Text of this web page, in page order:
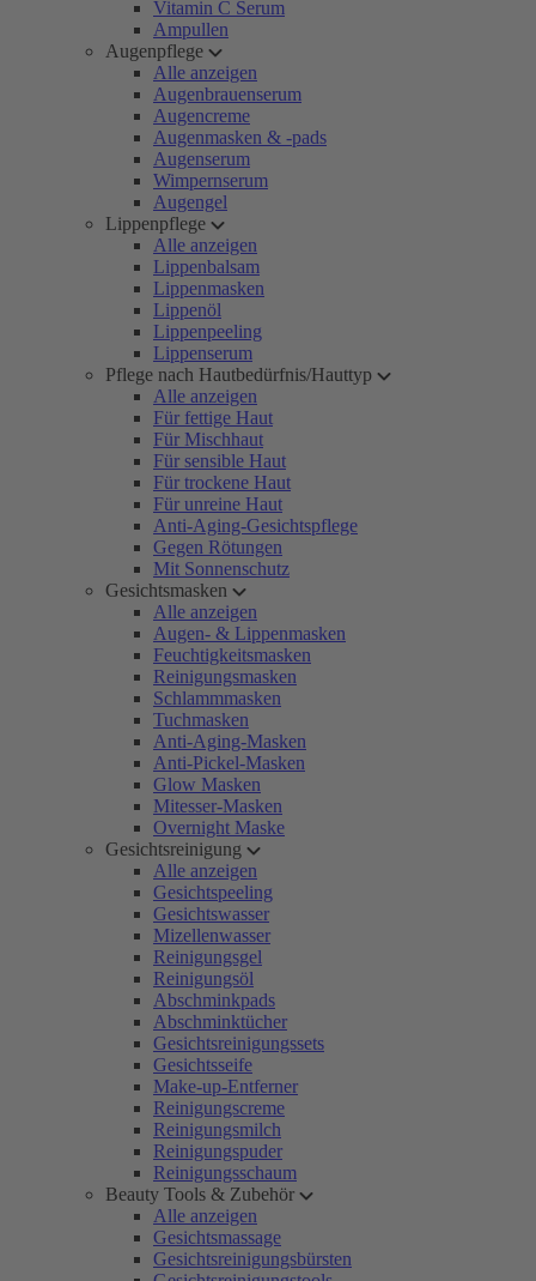
Vitamin C Serum
Ampullen
Augenpflege
Alle anzeigen
Augenbrauenserum
Augencreme
Augenmasken & -pads
Augenserum
Wimpernserum
Augengel
Lippenpflege
Alle anzeigen
Lippenbalsam
Lippenmasken
Lippenöl
Lippenpeeling
Lippenserum
Pflege nach Hautbedürfnis/Hauttyp
Alle anzeigen
Für fettige Haut
Für Mischhaut
Für sensible Haut
Für trockene Haut
Für unreine Haut
Anti-Aging-Gesichtspflege
Gegen Rötungen
Mit Sonnenschutz
Gesichtsmasken
Alle anzeigen
Augen- & Lippenmasken
Feuchtigkeitsmasken
Reinigungsmasken
Schlammmasken
Tuchmasken
Anti-Aging-Masken
Anti-Pickel-Masken
Glow Masken
Mitesser-Masken
Overnight Maske
Gesichtsreinigung
Alle anzeigen
Gesichtspeeling
Gesichtswasser
Mizellenwasser
Reinigungsgel
Reinigungsöl
Abschminkpads
Abschminktücher
Gesichtsreinigungssets
Gesichtsseife
Make-up-Entferner
Reinigungscreme
Reinigungsmilch
Reinigungspuder
Reinigungsschaum
Beauty Tools & Zubehör
Alle anzeigen
Gesichtsmassage
Gesichtsreinigungsbürsten